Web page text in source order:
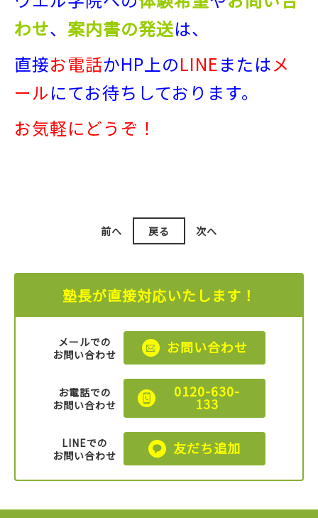
わせ、 案内書の発送は、
直接お電話かHP上のLINEまたはメ
ールにてお待ちしております。
お気軽にどうぞ！
前へ 戻る 次へ
塾長が直接対応いたします！
メールでの
お問い合わせ
お問い合わせ
お電話での
お問い合わせ
0120-630-
133
LINEでの
お問い合わせ
友だち追加